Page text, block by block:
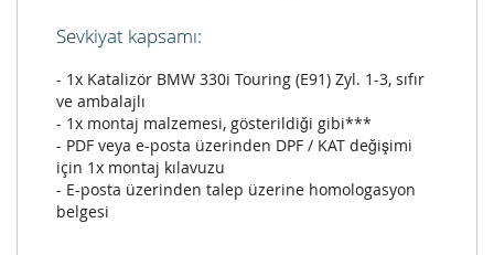
Sevkiyat kapsamı:
- 1x Katalizör BMW 330i Touring (E91) Zyl. 1-3, sıfır
ve ambalajlı
- 1x montaj malzemesi, gösterildiği gibi***
- PDF veya e-posta üzerinden DPF / KAT değişimi
için 1x montaj kılavuzu
- E-posta üzerinden talep üzerine homologasyon
belgesi